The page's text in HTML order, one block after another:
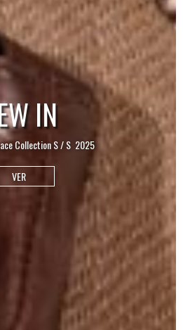
IN
Collection S / S 2025
VER